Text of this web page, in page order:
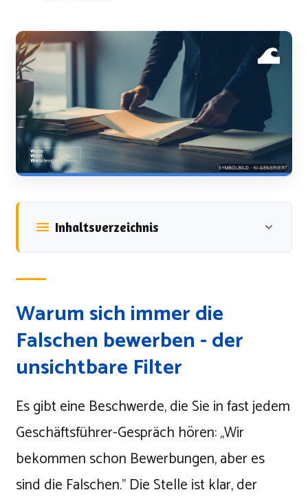
Inhaltsverzeichnis
Warum sich immer die
Falschen bewerben - der
unsichtbare Filter
Es gibt eine Beschwerde, die Sie in fast jedem
Geschäftsführer-Gespräch hören: „Wir
bekommen schon Bewerbungen, aber es
sind die Falschen." Die Stelle ist klar, der